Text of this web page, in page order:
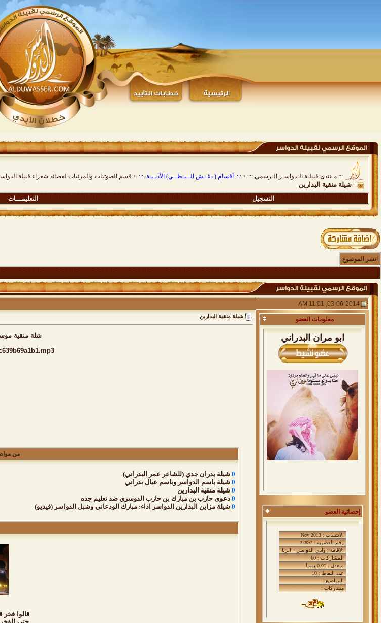
::: مـنتدى قبيلـة الـدواسـر الـرسمي ::: > :::. أقسام ( دغــش الــبـطــي) الأدبـيـة .::: > قسم الصوتيات والمرئيات لقصائد شعراء قبيلة
شيلة منقية البدارين
التسجيل التعليمـــات
انشر الموضوع
معلومات العضو
ابو مران البدراني
إحصائية العضو
شيلة منقية البدارين
شلة منقية
من
0 شيلة بدران جدي (للشاعر عمر البدراني)
0 شيلة باسم الدواسر وباسم عيال بدراني
0 شيلة منقية البدارين
0 دعوى حازب بن مبارك بن حازب الدوسري ضد تعليم جده
0 شيلة مزاين البدارين الدواسر اداء: مبارك الودعاني وشبل الدواسر (فيديو)
قالوا